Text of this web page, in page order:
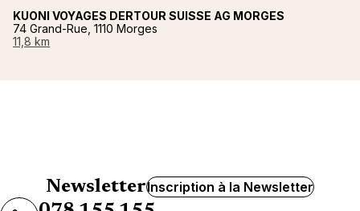
KUONI VOYAGES DERTOUR SUISSE AG MORGES
74 Grand-Rue, 1110 Morges
11,8 km
NewsletterInscription à la Newsletter